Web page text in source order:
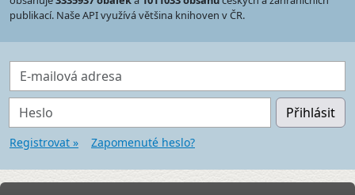
publikací. Naše API využívá většina knihoven v ČR.
E-mailová adresa
Heslo Přihlásit
Registrovat » Zapomenuté heslo?